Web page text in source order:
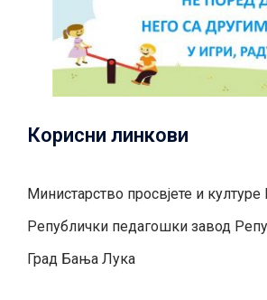
Корисни линкови
Министарство просвјете и
Републички педагошки завод
Град Бањa Лукa